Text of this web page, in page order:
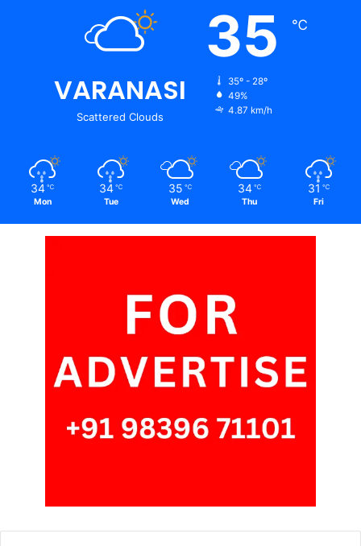
VARANASI
Scattered Clouds
35 ℃
35º - 28º
49%
4.87 km/h
34 ℃
Mon
34 ℃
Tue
35 ℃
Wed
34 ℃
Thu
31 ℃
Fri